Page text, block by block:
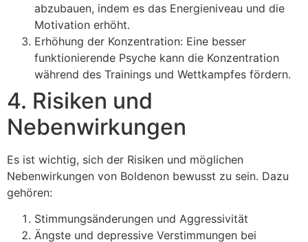
abzubauen, indem es das Energieniveau und die
Motivation erhöht.
Erhöhung der Konzentration: Eine besser
funktionierende Psyche kann die Konzentration
während des Trainings und Wettkampfes fördern.
4. Risiken und
Nebenwirkungen
Es ist wichtig, sich der Risiken und möglichen
Nebenwirkungen von Boldenon bewusst zu sein. Dazu
gehören:
Stimmungsänderungen und Aggressivität
Ängste und depressive Verstimmungen bei